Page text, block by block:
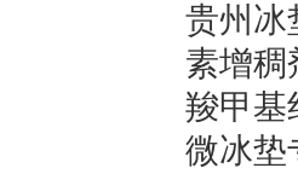
贵州冰
素增稠
羧甲基
微冰垫